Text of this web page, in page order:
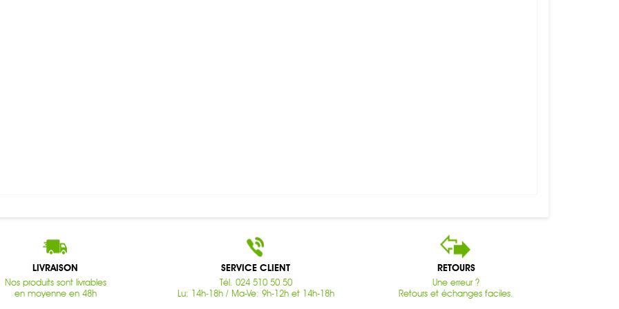
LIVRAISON
Nos produits sont livrables
en moyenne en 48h
SERVICE CLIENT
Tél. 024 510 50 50
Lu: 14h-18h / Ma-Ve: 9h-12h et 14h-18h
RETOURS
Une erreur ?
Retours et échanges faciles.